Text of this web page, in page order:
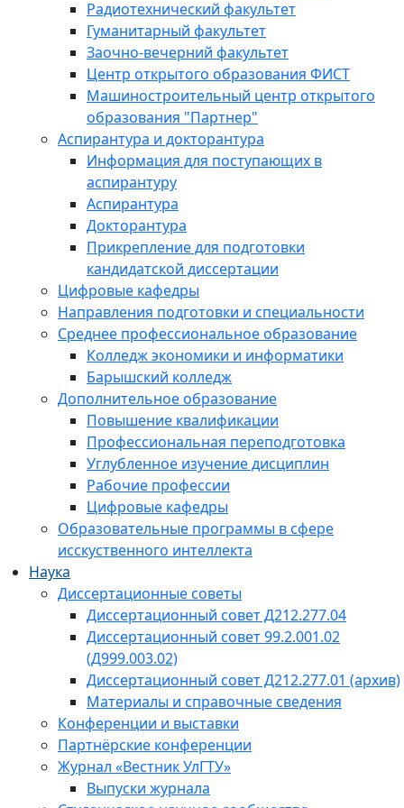
Радиотехнический факультет
Гуманитарный факультет
Заочно-вечерний факультет
Центр открытого образования ФИСТ
Машиностроительный центр открытого
образования "Партнер"
Аспирантура и докторантура
Информация для поступающих в
аспирантуру
Аспирантура
Докторантура
Прикрепление для подготовки
кандидатской диссертации
Цифровые кафедры
Направления подготовки и специальности
Среднее профессиональное образование
Колледж экономики и информатики
Барышский колледж
Дополнительное образование
Повышение квалификации
Профессиональная переподготовка
Углубленное изучение дисциплин
Рабочие профессии
Цифровые кафедры
Образовательные программы в сфере
исскуственного интеллекта
Наука
Диссертационные советы
Диссертационный совет Д212.277.04
Диссертационный совет 99.2.001.02
(Д999.003.02)
Диссертационный совет Д212.277.01 (архив)
Материалы и справочные сведения
Конференции и выставки
Партнёрские конференции
Журнал «Вестник УлГТУ»
Выпуски журнала